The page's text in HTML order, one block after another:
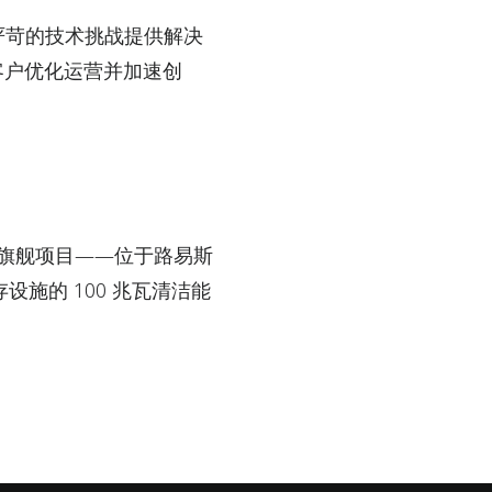
的技术挑战提供解决
优化运营并加速创
舰项目——位于路易斯
设施的 100 兆瓦清洁能